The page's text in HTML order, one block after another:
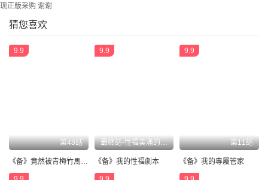
现正版采购.谢谢
猜您喜欢
第48話
9.9
最終話-性福美滿的家庭
9.9
《备》我的性福劇本
第11話
9.9
《备》我的專屬管家